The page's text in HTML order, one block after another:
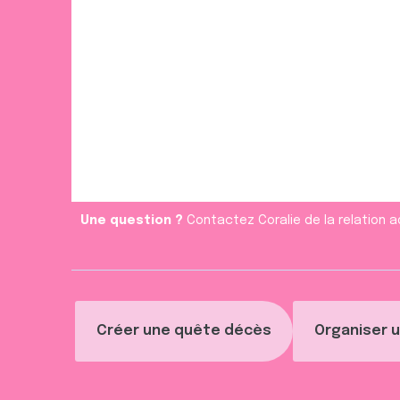
Créer une quête décès Organiser
Une question ? Contactez Coralie de la relation